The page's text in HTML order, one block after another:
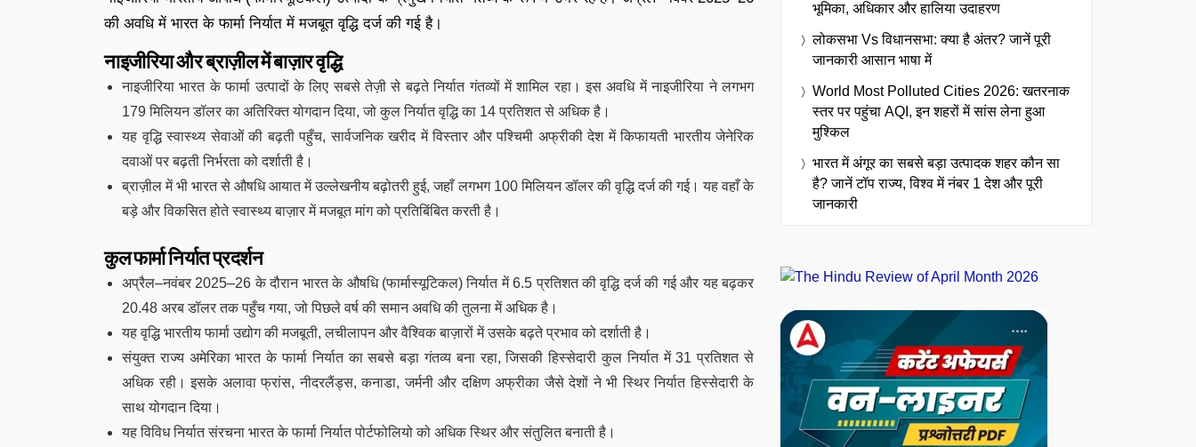
की अवधि में भारत के फार्मा निर्यात में मजबूत वृद्धि दर्ज की गई है।
नाइजीरिया और ब्राज़ील में बाज़ार वृद्धि
नाइजीरिया भारत के फार्मा उत्पादों के लिए सबसे तेज़ी से बढ़ते निर्यात गंतव्यों में शामिल रहा। इस अवधि में नाइजीरिया ने लगभग
179 मिलियन डॉलर का अतिरिक्त योगदान दिया, जो कुल निर्यात वृद्धि का 14 प्रतिशत से अधिक है।
यह वृद्धि स्वास्थ्य सेवाओं की बढ़ती पहुँच, सार्वजनिक खरीद में विस्तार और पश्चिमी अफ्रीकी देश में किफायती भारतीय जेनेरिक
दवाओं पर बढ़ती निर्भरता को दर्शाती है।
ब्राज़ील में भी भारत से औषधि आयात में उल्लेखनीय बढ़ोतरी हुई, जहाँ लगभग 100 मिलियन डॉलर की वृद्धि दर्ज की गई। यह वहाँ के
बड़े और विकसित होते स्वास्थ्य बाज़ार में मजबूत मांग को प्रतिबिंबित करती है।
कुल फार्मा निर्यात प्रदर्शन
अप्रैल–नवंबर 2025–26 के दौरान भारत के औषधि (फार्मास्यूटिकल) निर्यात में 6.5 प्रतिशत की वृद्धि दर्ज की गई और यह बढ़कर
20.48 अरब डॉलर तक पहुँच गया, जो पिछले वर्ष की समान अवधि की तुलना में अधिक है।
यह वृद्धि भारतीय फार्मा उद्योग की मजबूती, लचीलापन और वैश्विक बाज़ारों में उसके बढ़ते प्रभाव को दर्शाती है।
संयुक्त राज्य अमेरिका भारत के फार्मा निर्यात का सबसे बड़ा गंतव्य बना रहा, जिसकी हिस्सेदारी कुल निर्यात में 31 प्रतिशत से
अधिक रही। इसके अलावा फ्रांस, नीदरलैंड्स, कनाडा, जर्मनी और दक्षिण अफ्रीका जैसे देशों ने भी स्थिर निर्यात हिस्सेदारी के
साथ योगदान दिया।
यह विविध निर्यात संरचना भारत के फार्मा निर्यात पोर्टफोलियो को अधिक स्थिर और संतुलित बनाती है।
भूमिका, अधिकार और हालिया उदाहरण
लोकसभा Vs विधानसभा: क्या है अंतर? जानें पूरी
जानकारी आसान भाषा में
World Most Polluted Cities 2026: खतरनाक
स्तर पर पहुंचा AQI, इन शहरों में सांस लेना हुआ
मुश्किल
भारत में अंगूर का सबसे बड़ा उत्पादक शहर कौन सा
है? जानें टॉप राज्य, विश्व में नंबर 1 देश और पूरी
जानकारी